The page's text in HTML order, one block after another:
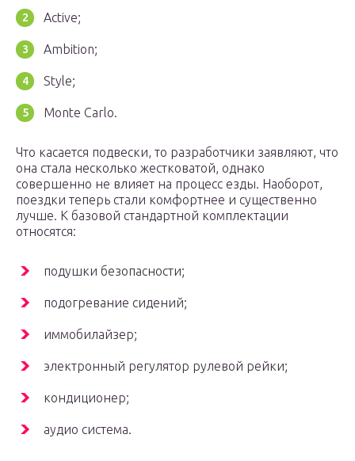
Active;
Ambition;
Style;
Monte Carlo.
Что касается подвески, то разработчики заявляют, что
она стала несколько жестковатой, однако
совершенно не влияет на процесс езды. Наоборот,
поездки теперь стали комфортнее и существенно
лучше. К базовой стандартной комплектации
относятся:
подушки безопасности;
подогревание сидений;
иммобилайзер;
электронный регулятор рулевой рейки;
кондиционер;
аудио система.